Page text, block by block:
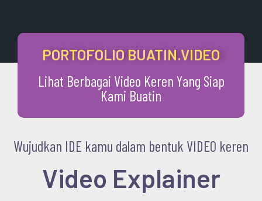
PORTOFOLIO BUATIN.VIDEO
Lihat Berbagai Video Keren Yang Siap
Kami Buatin
Wujudkan IDE kamu dalam bentuk VIDEO keren
Video Explainer